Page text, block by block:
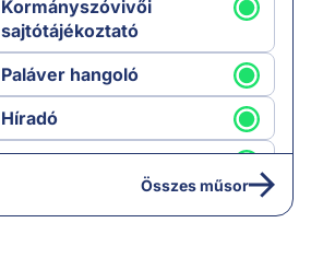
Kormányszóvivői
sajtótájékoztató
Paláver hangoló
Híradó
Összes műsor